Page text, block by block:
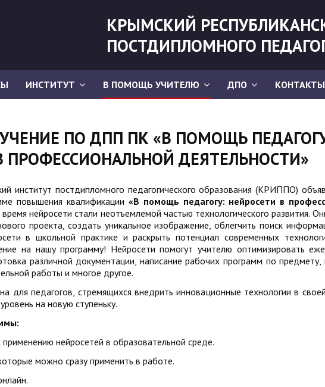
КРЫМСКИЙ
ПОСТДИПЛОМНОГО
ИНСТИТУТ В ПОМОЩЬ УЧИТЕЛЮ ДПО КОНТАКТЫ
ПО ДПП ПК «В ПОМОЩЬ
ПРОФЕССИОНАЛЬНОЙ ДЕЯТЕЛЬНОСТИ»
институт постдипломного педагогического образования (КРИППО)
повышения квалификации «В помощь педагогу: нейросети в
нейросети стали неотъемлемой частью технологического развития.
проекта, создать уникальное изображение, облегчить поиск
в школьной практике и раскрыть потенциал современных
на нашу программу! Нейросети помогут учителю оптимизировать
различной документации, написание рабочих программ по предмету,
работы и многое другое.
для педагогов, стремящихся внедрить инновационные технологии в
на новую ступеньку.
нейросетей в образовательной среде.
можно сразу применить в работе.